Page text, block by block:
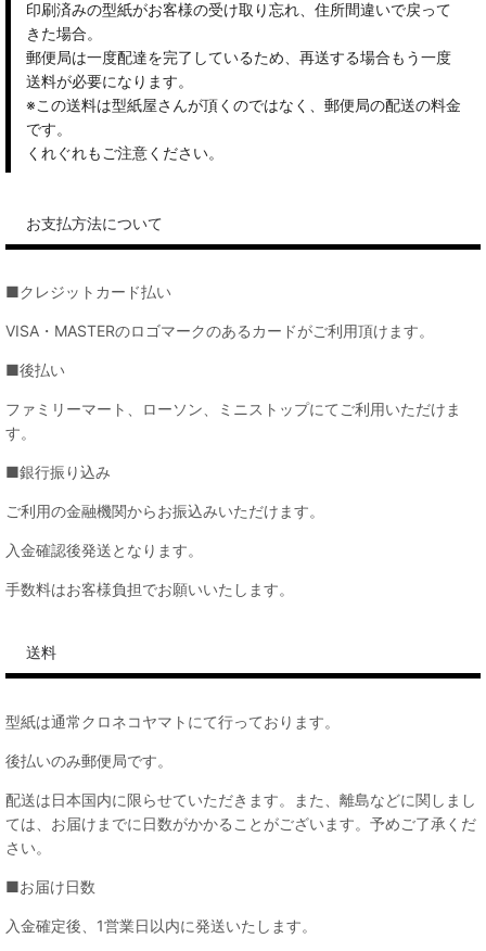
印刷済みの型紙がお客様の受け取り忘れ、住所間違いで戻って
きた場合。
郵便局は一度配達を完了しているため、再送する場合もう一度
送料が必要になります。
※この送料は型紙屋さんが頂くのではなく、郵便局の配送の料金
です。
くれぐれもご注意ください。
お支払方法について
■クレジットカード払い
VISA・MASTERのロゴマークのあるカードがご利用頂けます。
■後払い
ファミリーマート、ローソン、ミニストップにてご利用いただけま
す。
■銀行振り込み
ご利用の金融機関からお振込みいただけます。
入金確認後発送となります。
手数料はお客様負担でお願いいたします。
送料
型紙は通常クロネコヤマトにて行っております。
後払いのみ郵便局です。
配送は日本国内に限らせていただきます。また、離島などに関しまし
ては、お届けまでに日数がかかることがございます。予めご了承くだ
さい。
■お届け日数
入金確定後、1営業日以内に発送いたします。